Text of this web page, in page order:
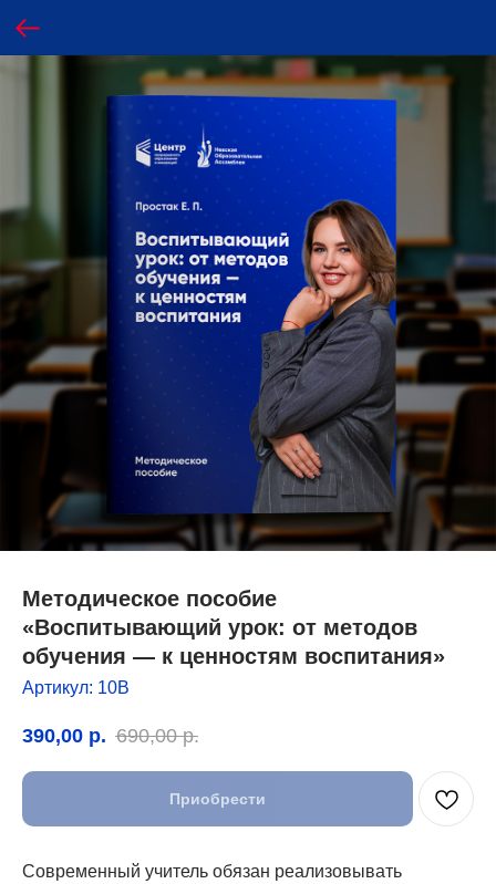
Методическое пособие
«Воспитывающий урок: от методов
обучения — к ценностям воспитания»
Артикул: 10В
390,00 р. 690,00 р.
Приобрести
Современный учитель обязан реализовывать